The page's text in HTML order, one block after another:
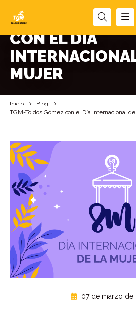
TGM-TOLDOS
CON EL DÍA
MUJER
Inicio
Blog
TGM-Toldos Gómez con el Día Internacional
07 de marzo de